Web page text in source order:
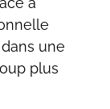
une
plus